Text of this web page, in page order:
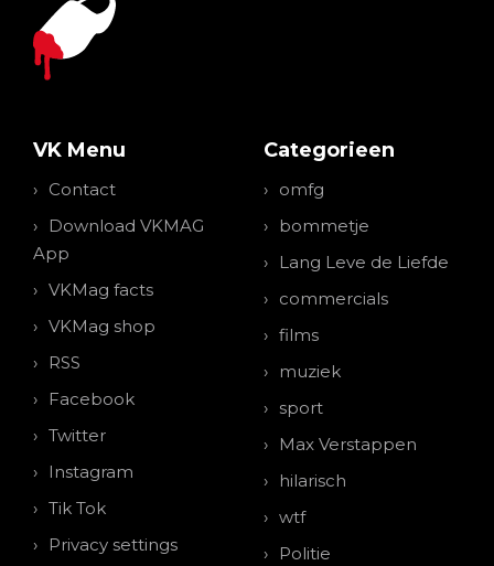
VK Menu
Contact
Download VKMAG
App
VKMag facts
VKMag shop
RSS
Facebook
Twitter
Instagram
Tik Tok
Privacy settings
Categorieen
omfg
bommetje
Lang Leve de Liefde
commercials
films
muziek
sport
Max Verstappen
hilarisch
wtf
Politie